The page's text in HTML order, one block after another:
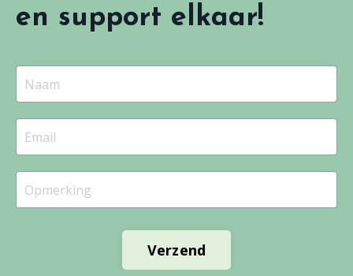
en support elkaar!
Verzend